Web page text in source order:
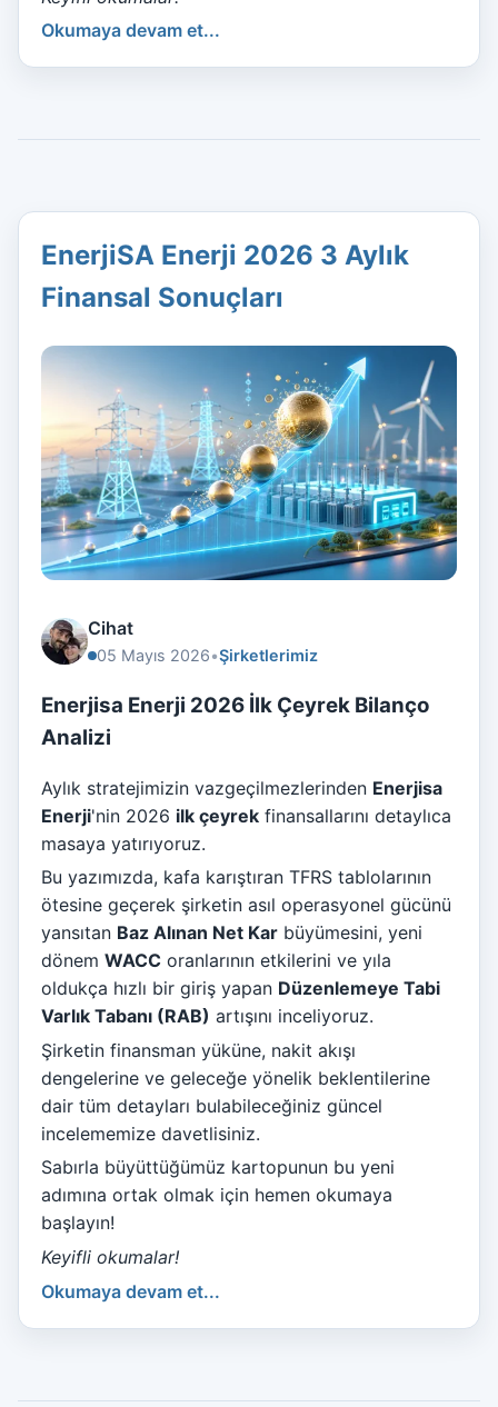
Okumaya devam et...
EnerjiSA Enerji 2026 3 Aylık
Finansal Sonuçları
Cihat
05 Mayıs 2026•Şirketlerimiz
Enerjisa Enerji 2026 İlk Çeyrek Bilanço
Analizi
Aylık stratejimizin vazgeçilmezlerinden Enerjisa
Enerji'nin 2026 ilk çeyrek finansallarını detaylıca
masaya yatırıyoruz.
Bu yazımızda, kafa karıştıran TFRS tablolarının
ötesine geçerek şirketin asıl operasyonel gücünü
yansıtan Baz Alınan Net Kar büyümesini, yeni
dönem WACC oranlarının etkilerini ve yıla
oldukça hızlı bir giriş yapan Düzenlemeye Tabi
Varlık Tabanı (RAB) artışını inceliyoruz.
Şirketin finansman yüküne, nakit akışı
dengelerine ve geleceğe yönelik beklentilerine
dair tüm detayları bulabileceğiniz güncel
incelememize davetlisiniz.
Sabırla büyüttüğümüz kartopunun bu yeni
adımına ortak olmak için hemen okumaya
başlayın!
Keyifli okumalar!
Okumaya devam et...